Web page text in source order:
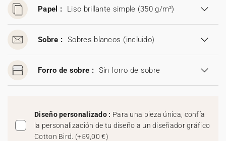
Papel : Liso brillante simple (350 g/m²)
Sobre : Sobres blancos (incluido)
Forro de sobre : Sin forro de sobre
Diseño personalizado : Para una pieza única, confía
la personalización de tu diseño a un diseñador gráfico
Cotton Bird. (+59,00 €)